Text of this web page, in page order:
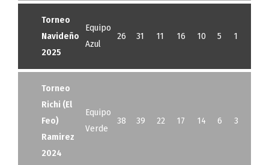
Torneo
Navideño
2025
Equipo
Azul
26 31 11 16 10 5 1
Torneo
Richi (El
Feo)
Ramirez
2024
Equipo
Verde
38 39 22 17 14 6 3